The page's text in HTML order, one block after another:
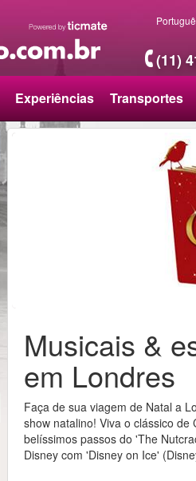
(11)
Experiências Transportes
Musicais &
em Londres
Faça de sua viagem de Natal a
show natalino! Viva o clássico
belíssimos passos do 'The
Disney com 'Disney on Ice'